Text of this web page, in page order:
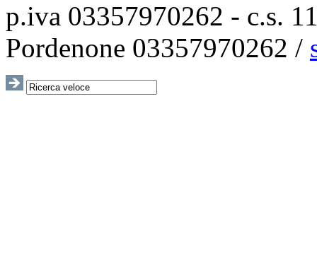
p.iva 03357970262 - c.s.
Pordenone 03357970262 /